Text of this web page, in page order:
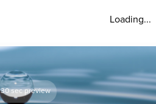
Loading...
30 sec preview